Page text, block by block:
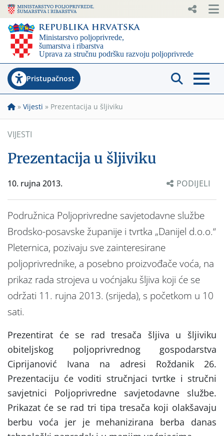
Pristupačnost
» Vijesti » Prezentacija u šljiviku
VIJESTI
Prezentacija u šljiviku
10. rujna 2013. PODIJELI
Podružnica Poljoprivredne savjetodavne službe
Brodsko-posavske županije i tvrtka „Danijel d.o.o.“
Pleternica, pozivaju sve zainteresirane
poljoprivrednike, a posebno proizvođače voća, na
prikaz rada strojeva u voćnjaku šljiva koji će se
održati 11. rujna 2013. (srijeda), s početkom u 10
sati.
Prezentirat će se rad tresača šljiva u šljiviku
obiteljskog poljoprivrednog gospodarstva
Ciprijanović Ivana na adresi Roždanik 26.
Prezentaciju će voditi stručnjaci tvrtke i stručni
savjetnici Poljoprivredne savjetodavne službe.
Prikazat će se rad tri tipa tresača koji olakšavaju
berbu voća jer je mehanizirana berba danas